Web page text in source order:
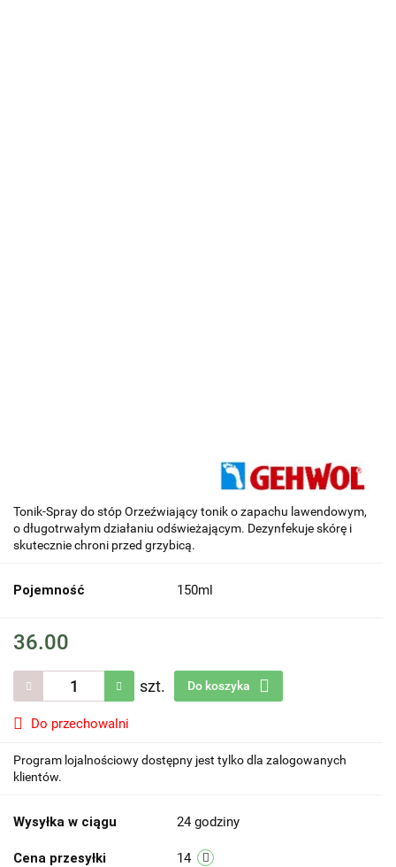
Tonik-Spray do stóp Orzeźwiający tonik o zapachu lawendowym,
o długotrwałym działaniu odświeżającym. Dezynfekuje skórę i
skutecznie chroni przed grzybicą.
Pojemność 150ml
36.00
szt. Do koszyka
Do przechowalni
Program lojalnościowy dostępny jest tylko dla zalogowanych
klientów.
Wysyłka w ciągu 24 godziny
Cena przesyłki 14